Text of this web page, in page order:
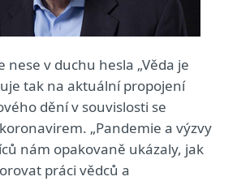
nese v duchu hesla „Věda je
tak na aktuální propojení
dění v souvislosti se
„Pandemie a výzvy
nám opakovaně ukázaly, jak
práci vědců a